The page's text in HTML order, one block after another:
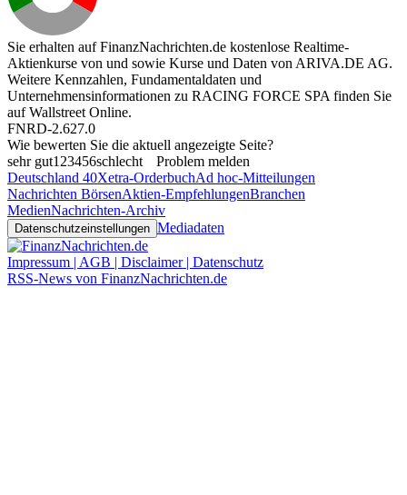
Sie erhalten auf FinanzNachrichten.de kostenlose Realtime-
Aktienkurse von und sowie Kurse und Daten von ARIVA.DE AG.
Weitere Kennzahlen, Fundamentaldaten und
Unternehmensinformationen zu RACING FORCE SPA finden Sie
aufWallstreet Online.
FNRD-2.627.0
Wie bewerten Sie die aktuell angezeigte Seite?
sehr gut1 23456schlecht
Problem melden
Deutschland 40Xetra-OrderbuchAd hoc-Mitteilungen
Nachrichten BörsenAktien-EmpfehlungenBranchen
MedienNachrichten-Archiv
Datenschutzeinstellungen Mediadaten
Impressum | AGB | Disclaimer | Datenschutz
RSS-News von FinanzNachrichten.de